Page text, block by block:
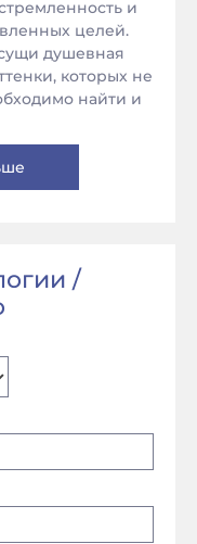
и
целей.
душевная
которых не
найти и
/